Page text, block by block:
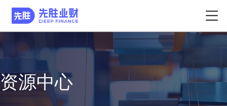
资源中心